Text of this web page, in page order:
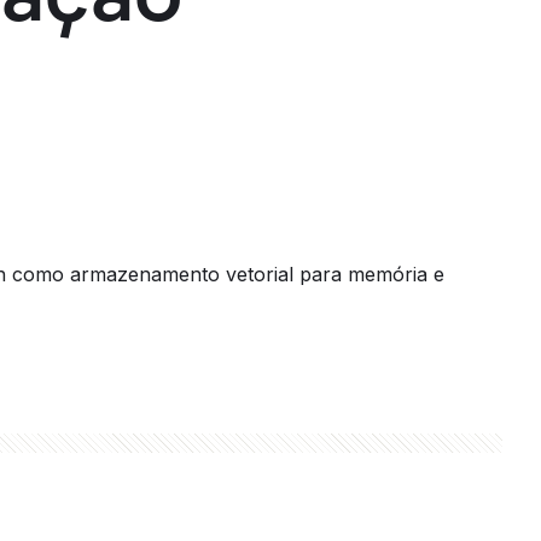
armazenamento vetorial para memória e